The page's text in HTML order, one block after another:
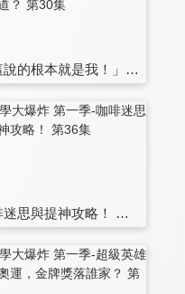
「這說的根本就是我！」星座專家的說話之道？ 第30集
咖啡迷思與提神攻略！ 第36集